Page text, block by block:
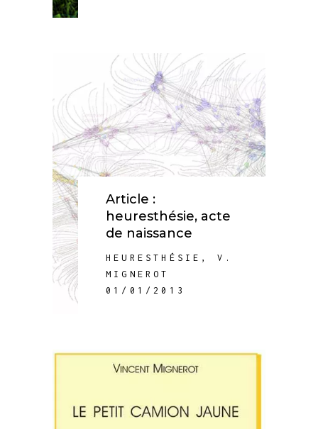
Article :
heuresthésie, acte
de naissance
HEURESTHÉSIE , V.
MIGNEROT
01/01/2013